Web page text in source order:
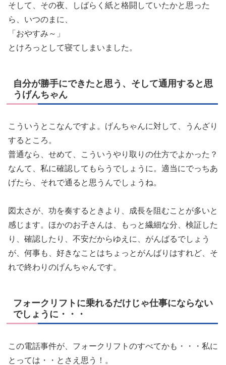
そして、その夜、しばらく紙と格闘していたかと思った
ら、いつのまに、
「おやすみ～」
とけろっとして寝てしまいました。
自分が勝手にできたと思う、そして通用すると思
うげんちゃん
こういうとこなんですよ。げんちゃんに対して、うんざり
するところ。
普通なら、せめて、こういうやり取りの仕方でよかった？
なんて、私に確認してもらうでしょうに。適当にでっちあ
げたら、それで通ると思うんでしょうね。
図太さが、功を奏するときより、成長を阻むことが多いと
感じます。ほかのお子さんは、もっと繊細な分、検証した
り、確認したり、不安だからゆえに、がんばるでしょう
が、何事も、好きなことはちょっとがんばりはすれど、そ
れで終わりのげんちゃんです。
フォークリフトに乗れるだけじゃ仕事にならない
でしょうに・・・
この電話事件が、フォークリフトのすべてかも・・・私に
とっては・・とさえ思う！。